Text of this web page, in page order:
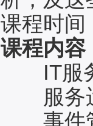
课程时间
课程内容
IT服
服务
事件